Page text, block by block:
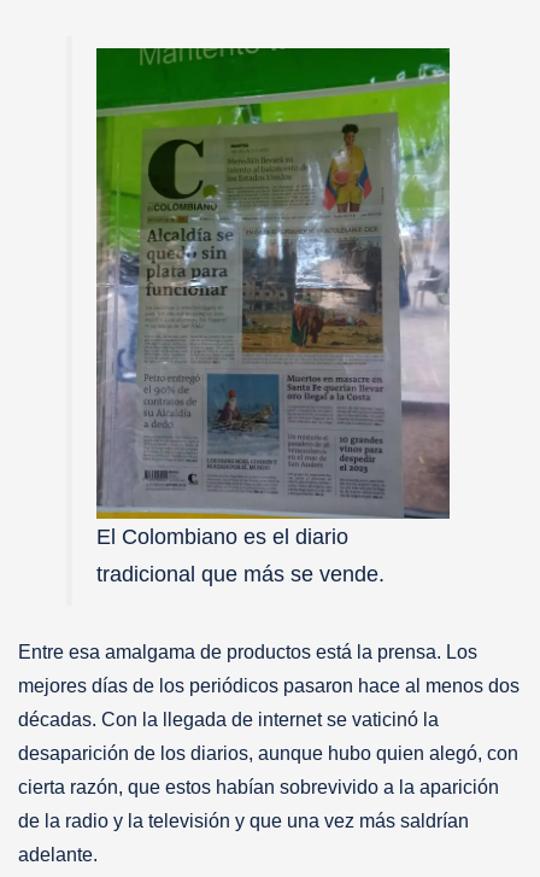
El Colombiano es el diario
tradicional que más se vende.
Entre esa amalgama de productos está la prensa. Los
mejores días de los periódicos pasaron hace al menos dos
décadas. Con la llegada de internet se vaticinó la
desaparición de los diarios, aunque hubo quien alegó, con
cierta razón, que estos habían sobrevivido a la aparición
de la radio y la televisión y que una vez más saldrían
adelante.